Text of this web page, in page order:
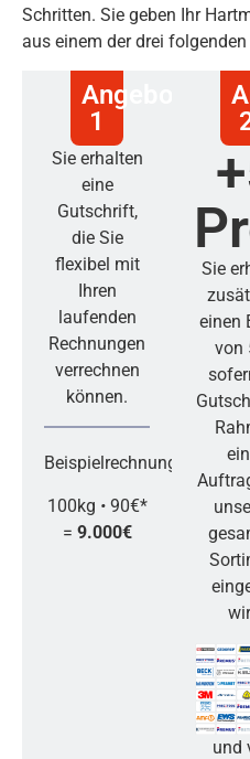
Schritten. Sie geben Ihr
aus einem der drei
Angebot
1
Sie erhalten
eine
Gutschrift,
die Sie
flexibel mit
Ihren
laufenden
Rechnungen
verrechnen
können.
Beispielrechnung:
100kg • 90€*
= 9.000€
Sie
einen
von
und